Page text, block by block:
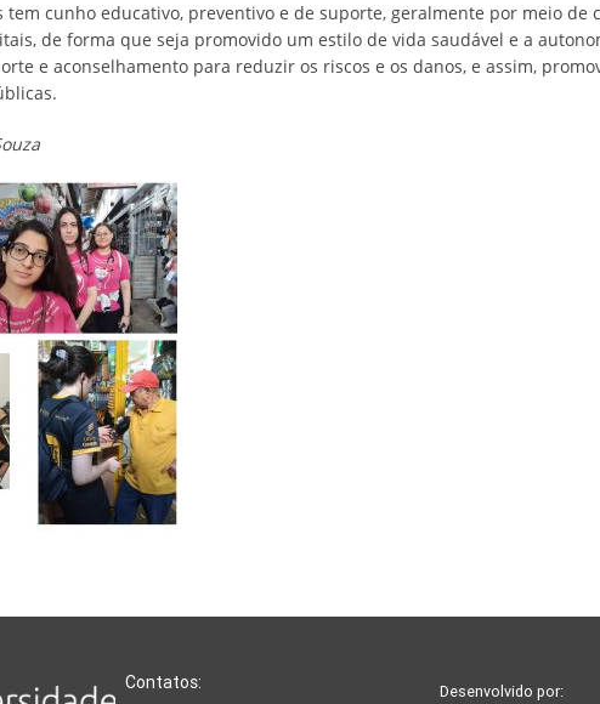
tem cunho educativo, preventivo e de suporte, geralmente por meio
de forma que seja promovido um estilo de vida saudável e a
e aconselhamento para reduzir os riscos e os danos, e assim,
Contatos: Desenvolvido por: